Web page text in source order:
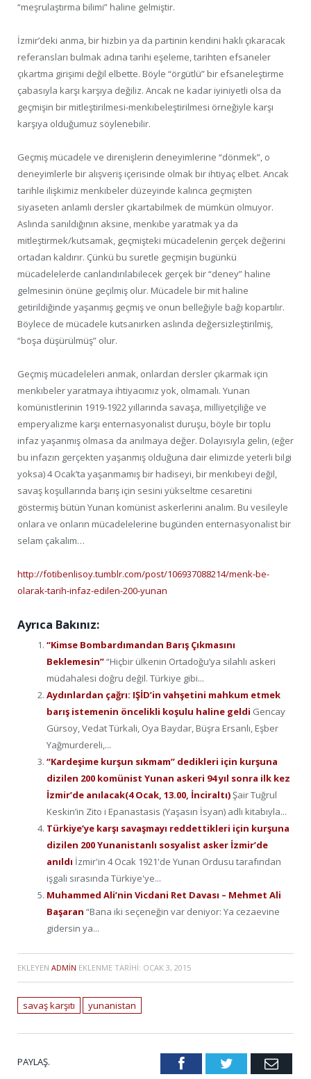
“meşrulaştırma bilimi” haline gelmiştir.
İzmir’deki anma, bir hizbin ya da partinin kendini haklı çıkaracak
referansları bulmak adına tarihi eşeleme, tarihten efsaneler
çıkartma girişimi değil elbette. Böyle “örgütlü” bir efsaneleştirme
çabasıyla karşı karşıya değiliz. Ancak ne kadar iyiniyetli olsa da
geçmişin bir mitleştirilmesi-menkıbeleştirilmesi örneğiyle karşı
karşıya olduğumuz söylenebilir.
Geçmiş mücadele ve direnişlerin deneyimlerine “dönmek”, o
deneyimlerle bir alışveriş içerisinde olmak bir ihtiyaç elbet. Ancak
tarihle ilişkimiz menkıbeler düzeyinde kalınca geçmişten
siyaseten anlamlı dersler çıkartabilmek de mümkün olmuyor.
Aslında sanıldığının aksine, menkıbe yaratmak ya da
mitleştirmek/kutsamak, geçmişteki mücadelenin gerçek değerini
ortadan kaldırır. Çünkü bu suretle geçmişin bugünkü
mücadelelerde canlandırılabilecek gerçek bir “deney” haline
gelmesinin önüne geçilmiş olur. Mücadele bir mit haline
getirildiğinde yaşanmış geçmiş ve onun belleğiyle bağı kopartılır.
Böylece de mücadele kutsanırken aslında değersizleştirilmiş,
“boşa düşürülmüş” olur.
Geçmiş mücadeleleri anmak, onlardan dersler çıkarmak için
menkıbeler yaratmaya ihtiyacımız yok, olmamalı. Yunan
komünistlerinin 1919-1922 yıllarında savaşa, milliyetçiliğe ve
emperyalizme karşı enternasyonalist duruşu, böyle bir toplu
infaz yaşanmış olmasa da anılmaya değer. Dolayısıyla gelin, (eğer
bu infazın gerçekten yaşanmış olduğuna dair elimizde yeterli bilgi
yoksa) 4 Ocak’ta yaşanmamış bir hadiseyi, bir menkıbeyi değil,
savaş koşullarında barış için sesini yükseltme cesaretini
göstermiş bütün Yunan komünist askerlerini analım. Bu vesileyle
onlara ve onların mücadelelerine bugünden enternasyonalist bir
selam çakalım…
http://fotibenlisoy.tumblr.com/post/106937088214/menk-be-
olarak-tarih-infaz-edilen-200-yunan
Ayrıca Bakınız:
“Kimse Bombardımandan Barış Çıkmasını
Beklemesin”“Hiçbir ülkenin Ortadoğu’ya silahlı askeri
müdahalesi doğru değil. Türkiye gibi...
Aydınlardan çağrı: IŞİD’in vahşetini mahkum etmek
barış istemenin öncelikli koşulu haline geldi Gencay
Gürsoy, Vedat Türkali, Oya Baydar, Büşra Ersanlı, Eşber
Yağmurdereli,...
“Kardeşime kurşun sıkmam” dedikleri için kurşuna
dizilen 200 komünist Yunan askeri 94 yıl sonra ilk kez
İzmir’de anılacak(4 Ocak, 13.00, İnciraltı) Şair Tuğrul
Keskin’in Zito i Epanastasis (Yaşasın İsyan) adlı kitabıyla...
Türkiye’ye karşı savaşmayı reddettikleri için kurşuna
dizilen 200 Yunanistanlı sosyalist asker İzmir’de
anıldı İzmir'in 4 Ocak 1921'de Yunan Ordusu tarafından
işgali sırasında Türkiye'ye...
Muhammed Ali’nin Vicdani Ret Davası – Mehmet Ali
Başaran “Bana iki seçeneğin var deniyor: Ya cezaevine
gidersin ya...
EKLEYEN ADMIN EKLENME TARIHI: OCAK 3, 2015
savaş karşıtı yunanistan
PAYLAŞ. FacebookTwitter Email